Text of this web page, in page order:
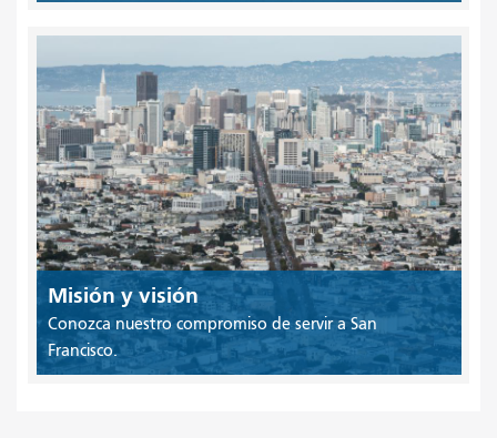
Misión y visión
Conozca nuestro compromiso de servir a San
Francisco.